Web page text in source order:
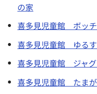
の家
喜多見児童館 ボッチ
喜多見児童館 ゆるす
喜多見児童館 ジャグ
喜多見児童館 たま